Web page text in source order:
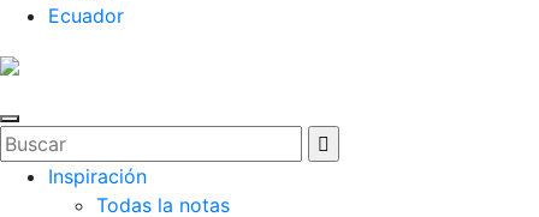
Ecuador
Inspiración
Todas la notas